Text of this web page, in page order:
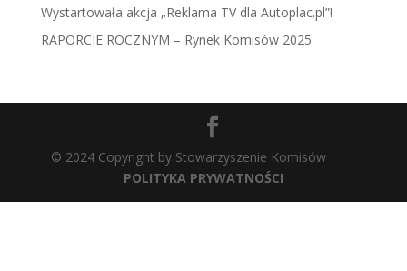
Wystartowała akcja „Reklama TV dla Autoplac.pl”!
RAPORCIE ROCZNYM – Rynek Komisów 2025
© 2024 Copyright by Stowarzyszenie Komisów
POLITYKA PRYWATNOŚCI